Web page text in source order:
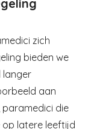
zich
bieden we
langer
aan
paramedici die
latere leeftijd